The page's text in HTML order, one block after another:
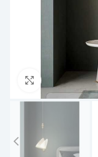
Click to enlarge